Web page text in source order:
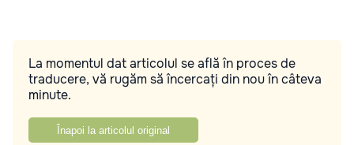
La momentul dat articolul se află în proces de
traducere, vă rugăm să încercați din nou în câteva
minute.
Înapoi la articolul original